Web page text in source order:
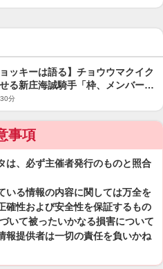
ッキーは語る】チョウウマクイク
る新庄海誠騎手「枠、メンバーと
分
事項
は、必ず主催者発行のものと照合
いる情報の内容に関しては万全を
確性および安全性を保証するもの
いて被ったいかなる損害について
報提供者は一切の責任を負いかね